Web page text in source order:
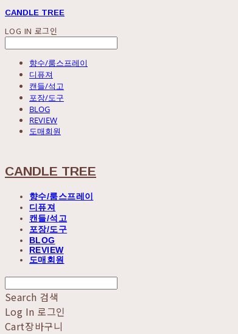
CANDLE TREE
LOG IN 로그인
향수/룸스프레이
디퓨져
캔들/석고
포장/도구
BLOG
REVIEW
도매회원
CANDLE TREE
향수/룸스프레이
디퓨져
캔들/석고
포장/도구
BLOG
REVIEW
도매회원
Search 검색
Log In 로그인
Cart장바구니